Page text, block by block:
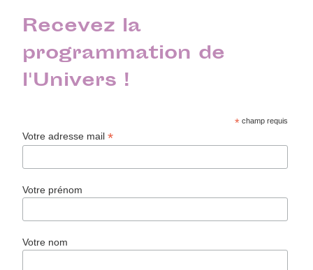
Recevez la
programmation de
l'Univers !
* champ requis
Votre adresse mail*
Votre prénom
Votre nom